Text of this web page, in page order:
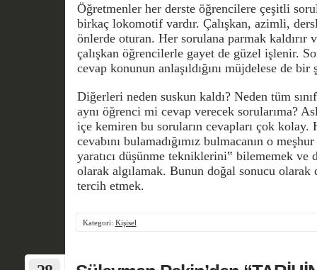
Öğretmenler her derste öğrencilere çeşitli
birkaç lokomotif vardır. Çalışkan, azimli,
önlerde oturan. Her sorulana parmak kaldırır
çalışkan öğrencilerle gayet de güzel işlenir.
cevap konunun anlaşıldığını müjdelese de
Diğerleri neden suskun kaldı? Neden tüm
aynı öğrenci mi cevap verecek sorularıma?
içe kemiren bu soruların cevapları çok kolay.
cevabını bulamadığımız bulmacanın o
yaratıcı düşünme tekniklerini‟ bilememek ve
olarak algılamak. Bunun doğal sonucu olarak
tercih etmek.
Kategori: Kişisel